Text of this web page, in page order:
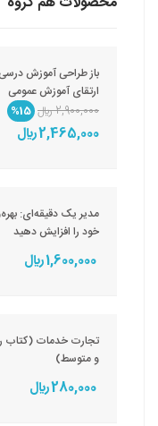
باز طراحی آموزش درسی
ارتقای آموزش عمومی
2,900,000 ريال
%15
2,465,000 ريال
مدیر یک دقیقه‌ای:
خود را افزایش دهید
1,600,000 ريال
تجارت خدمات (کتاب
و متوسط)
280,000 ريال